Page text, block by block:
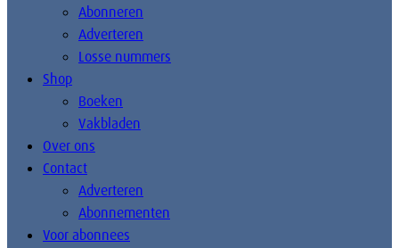
Abonneren
Adverteren
Losse nummers
Shop
Boeken
Vakbladen
Over ons
Contact
Adverteren
Abonnementen
Voor abonnees